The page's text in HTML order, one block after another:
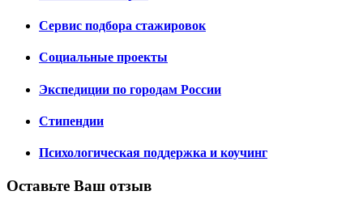
Сервис подбора стажировок
Социальные проекты
Экспедиции по городам России
Стипендии
Психологическая поддержка и коучинг
Оставьте Ваш отзыв